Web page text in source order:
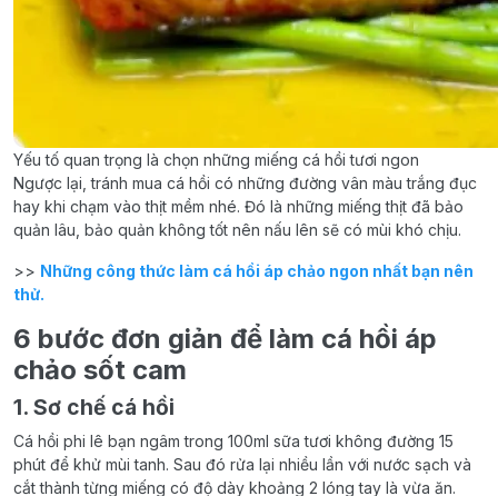
Yếu tố quan trọng là chọn những miếng cá hồi tươi ngon
Ngược lại, tránh mua cá hồi có những đường vân màu trắng đục
hay khi chạm vào thịt mềm nhé. Đó là những miếng thịt đã bảo
quản lâu, bảo quản không tốt nên nấu lên sẽ có mùi khó chịu.
>> Những công thức làm cá hồi áp chảo ngon nhất bạn nên
thử.
6 bước đơn giản để làm cá hồi áp
chảo sốt cam
1. Sơ chế cá hồi
Cá hồi phi lê bạn ngâm trong 100ml sữa tươi không đường 15
phút để khử mùi tanh. Sau đó rửa lại nhiều lần với nước sạch và
cắt thành từng miếng có độ dày khoảng 2 lóng tay là vừa ăn.